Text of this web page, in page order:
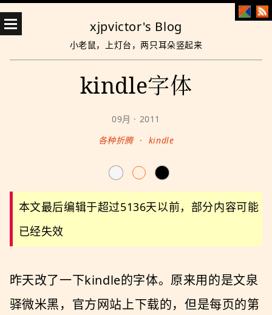
xjpvictor's Blog
小老鼠，上灯台，两只耳朵竖起来
kindle字体
09月 · 2011
各种折腾 · kindle
本文最后编辑于超过5136天以前，部分内容可能
已经失效
昨天改了一下kindle的字体。原来用的是文泉
驿微米黑，官方网站上下载的，但是每页的第